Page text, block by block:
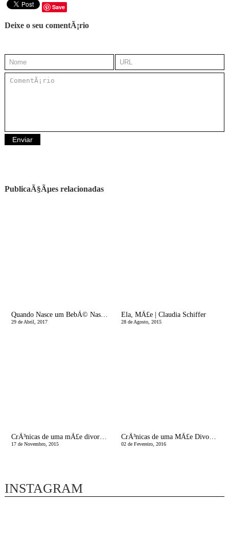
Save
Deixe o seu comentÃ¡rio
PublicaÃ§Ãµes relacionadas
Quando Nasce um BebÃ© Nasce uma MÃ£e
29 de Abril, 2017
Ela, MÃ£e | Claudia Schiffer
28 de Agosto, 2015
CrÃ³nicas de uma mÃ£e divorciada | A UrgÃªncia da Vida!
17 de Novembro, 2015
CrÃ³nicas de uma MÃ£e Divorciada | Esses vendem-se muito bem!
02 de Fevereiro, 2016
INSTAGRAM